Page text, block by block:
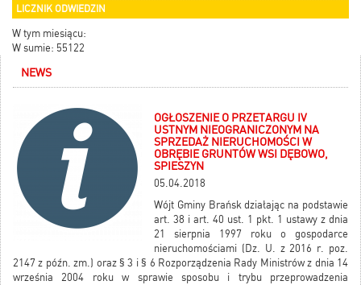
LICZNIK ODWIEDZIN
W tym miesiącu:
W sumie: 55122
NEWS
OGŁOSZENIE O PRZETARGU IV
USTNYM NIEOGRANICZONYM NA
SPRZEDAŻ NIERUCHOMOŚCI W
OBRĘBIE GRUNTÓW WSI DĘBOWO,
SPIESZYN
05.04.2018
Wójt Gminy Brańsk działając na podstawie
art. 38 i art. 40 ust. 1 pkt. 1 ustawy z dnia
21 sierpnia 1997 roku o gospodarce
nieruchomościami (Dz. U. z 2016 r. poz.
2147 z późn. zm.) oraz § 3 i § 6 Rozporządzenia Rady Ministrów z dnia 14
września 2004 roku w sprawie sposobu i trybu przeprowadzenia